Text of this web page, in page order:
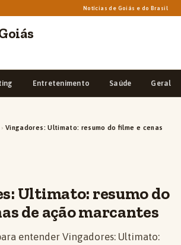
Notícias de Goiás e do Brasil
Entretenimento Saúde Geral
› Vingadores: Ultimato: resumo do filme e cenas
Ultimato: resumo do
de ação marcantes
entender Vingadores: Ultimato: